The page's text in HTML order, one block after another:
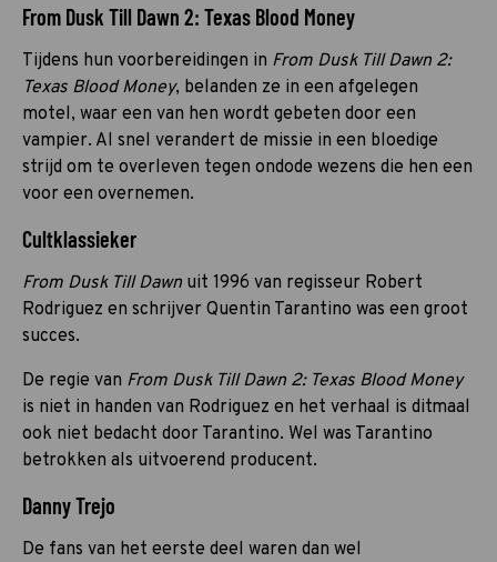
From Dusk Till Dawn 2: Texas Blood Money
Tijdens hun voorbereidingen in From Dusk Till Dawn 2:
Texas Blood Money, belanden ze in een afgelegen
motel, waar een van hen wordt gebeten door een
vampier. Al snel verandert de missie in een bloedige
strijd om te overleven tegen ondode wezens die hen een
voor een overnemen.
Cultklassieker
From Dusk Till Dawn uit 1996 van regisseur Robert
Rodriguez en schrijver Quentin Tarantino was een groot
succes.
De regie van From Dusk Till Dawn 2: Texas Blood Money
is niet in handen van Rodriguez en het verhaal is ditmaal
ook niet bedacht door Tarantino. Wel was Tarantino
betrokken als uitvoerend producent.
Danny Trejo
De fans van het eerste deel waren dan wel